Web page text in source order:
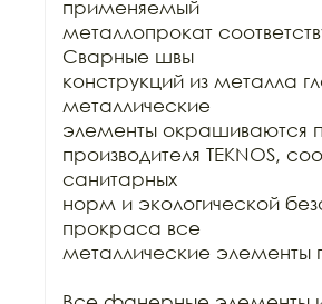
применяемый
металлопрокат
Сварные швы
конструкций из металла
металлические
элементы окрашиваются
производителя TEKNOS,
санитарных
норм и экологической
прокраса все
металлические элементы